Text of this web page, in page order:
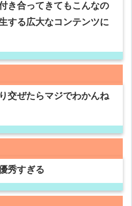
き合ってきてもこんなの
する広大なコンテンツに
交ぜたらマジでわかんね
秀すぎる